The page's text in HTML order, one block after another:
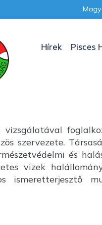
Hírek Pisces
szervezete.
és
vizek
ismeretterjesztő